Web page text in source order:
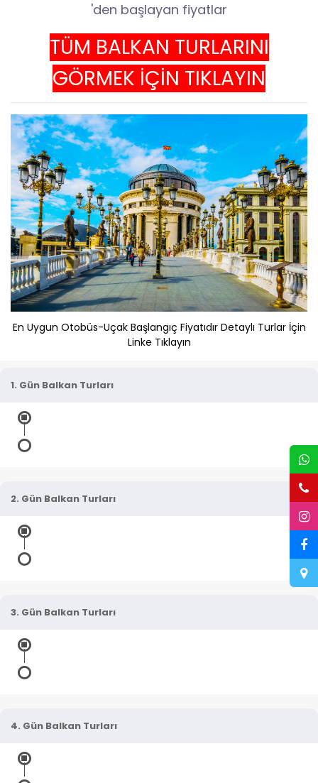
'den başlayan fiyatlar
TÜM BALKAN TURLARINI
GÖRMEK İÇİN TIKLAYIN
En Uygun Otobüs-Uçak Başlangıç Fiyatıdır Detaylı Turlar İçin
Linke Tıklayın
1. Gün Balkan Turları
2. Gün Balkan Turları
3. Gün Balkan Turları
4. Gün Balkan Turları